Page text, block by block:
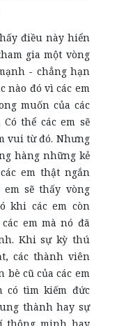
điều này hiển
gia một vòng
- chẳng hạn
nào đó vì các em
muốn của các
thể các em sẽ
vui từ đó. Nhưng
hàng những kẻ
em thật ngắn
sẽ thấy vòng
khi các em còn
em mà nó đã
Khi sự kỳ thú
các thành viên
bè cũ của các em
có tìm kiếm đức
thành hay sự